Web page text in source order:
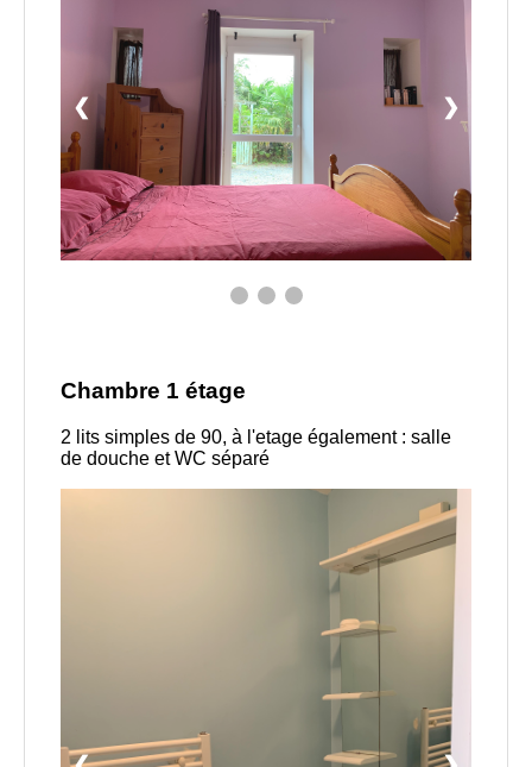
❮ ❯
Chambre 1 étage
2 lits simples de 90, à l'etage également : salle
de douche et WC séparé